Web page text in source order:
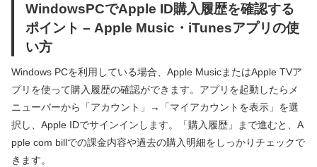
WindowsPCでApple ID購入履歴を確認する
ポイント – Apple Music・iTunesアプリの使
い方
Windows PCを利用している場合、Apple MusicまたはApple TVア
プリを使って購入履歴の確認ができます。アプリを起動したらメ
ニューバーから「アカウント」→「マイアカウントを表示」を選
択し、Apple IDでサインインします。「購入履歴」まで進むと、A
pple com billでの課金内容や過去の購入明細をしっかりチェックで
きます。